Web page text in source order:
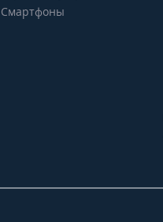
Смартфоны